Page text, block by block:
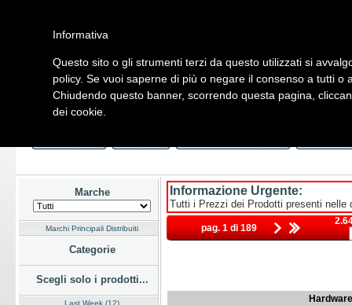
Home Listino Marchi Dati Cliente Servizi Company
Hardware Software Fotografia Telefonia Audio Video
Marche
Marchi Principali Distribuiti
Categorie
Scegli solo i prodotti...
Last Week (12)
Informazione Urgente:
Tutti i Prezzi dei Prodotti presenti
pag. 1 di 189
Informativa
Questo sito o gli strumenti terzi da questo utilizzati si
policy. Se vuoi saperne di più o negare il consenso a tutti o
Chiudendo questo banner, scorrendo questa pagina,
dei cookie.